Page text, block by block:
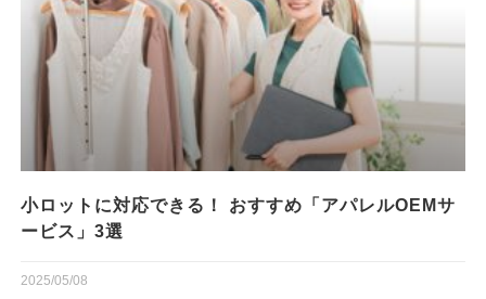
小ロットに対応できる！ おすすめ「アパレルOEMサ
ービス」3選
2025/05/08